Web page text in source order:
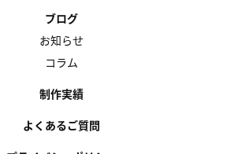
ブログ
お知らせ
コラム
制作実績
よくあるご質問